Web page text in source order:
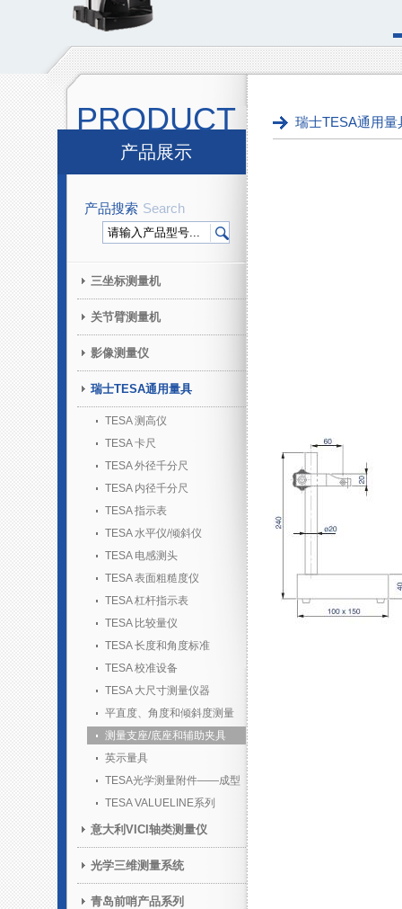
PRODUCT
产品展示
产品搜索 Search
三坐标测量机
关节臂测量机
影像测量仪
瑞士TESA通用量具
TESA 测高仪
TESA 卡尺
TESA 外径千分尺
TESA 内径千分尺
TESA 指示表
TESA 水平仪/倾斜仪
TESA 电感测头
TESA 表面粗糙度仪
TESA 杠杆指示表
TESA 比较量仪
TESA 长度和角度标准
TESA 校准设备
TESA 大尺寸测量仪器
平直度、角度和倾斜度测量
测量支座/底座和辅助夹具
英示量具
TESA光学测量附件——成型
胶套装TESA VALUELINE系列
意大利VICI轴类测量仪
光学三维测量系统
青岛前哨产品系列
瑞士TESA通用量